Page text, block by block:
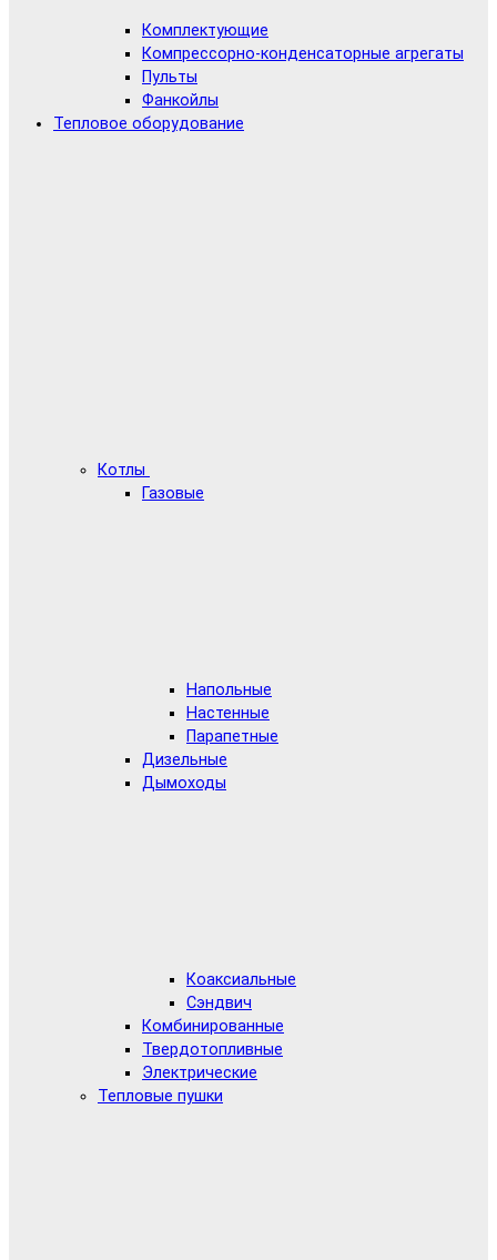
Комплектующие
Компрессорно-конденсаторные агрегаты
Пульты
Фанкойлы
Тепловое оборудование
Котлы
Газовые
Напольные
Настенные
Парапетные
Дизельные
Дымоходы
Коаксиальные
Сэндвич
Комбинированные
Твердотопливные
Электрические
Тепловые пушки